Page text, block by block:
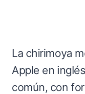
La chirimoya
Apple en
común, con